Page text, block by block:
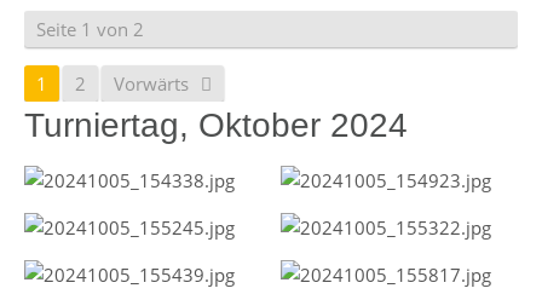
Seite 1 von 2
1 2 Vorwärts
Turniertag, Oktober 2024